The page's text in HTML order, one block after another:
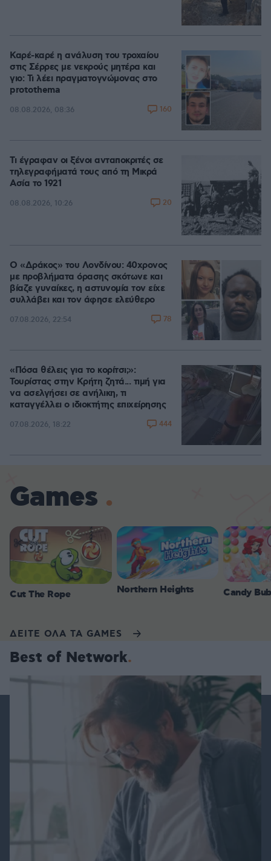
Καρέ-καρέ η ανάλυση του τροχαίου
στις Σέρρες με νεκρούς μητέρα και
γιο: Τι λέει πραγματογνώμονας στο
protothema
08.08.2026, 08:36 160
Τι έγραφαν οι ξένοι ανταποκριτές σε
τηλεγραφήματά τους από τη Μικρά
Ασία το 1921
08.08.2026, 10:26 20
Ο «Δράκος» του Λονδίνου: 40χρονος
με προβλήματα όρασης σκότωνε και
βίαζε γυναίκες, η αστυνομία τον είχε
συλλάβει και τον άφησε ελεύθερο
07.08.2026, 22:54 78
«Πόσα θέλεις για το κορίτσι;»:
Τουρίστας στην Κρήτη ζητά... τιμή για
να ασελγήσει σε ανήλικη, τι
καταγγέλλει ο ιδιοκτήτης επιχείρησης
07.08.2026, 18:22 444
Games
Cut The Rope Northern Heights Candy
ΔΕΙΤΕ ΟΛΑ ΤΑ GAMES
Best of Network